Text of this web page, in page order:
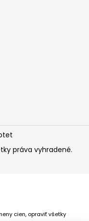
práva vyhradené.
cien, opraviť všetky